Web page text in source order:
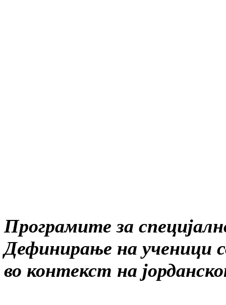
Програмите за
Дефинирање на ученици
во контекст на